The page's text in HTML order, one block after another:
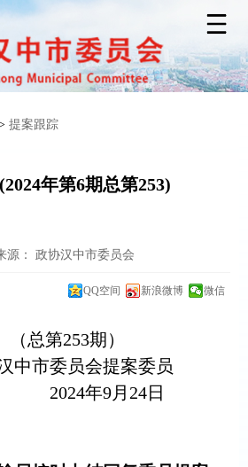
提案跟踪
年第6期总第253)
源： 政协汉中市委员会
QQ空间 新浪微博 微信
（总第253期）
中市委员会提案委员
2024年9月 24日